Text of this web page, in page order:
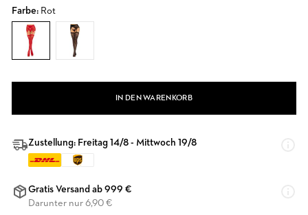
Farbe: Rot
IN DEN WARENKORB
Zustellung: Freitag 14/8 - Mittwoch 19/8
Gratis Versand ab 999 €
Darunter nur 6,90 €